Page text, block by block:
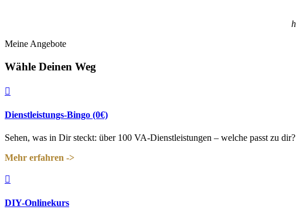
Meine Angebote
Wähle Deinen Weg

Dienstleistungs-Bingo (0€)
Sehen, was in Dir steckt: über 100 VA-Dienstleistungen – welche passt zu dir?
Mehr erfahren ->

DIY-Onlinekurs